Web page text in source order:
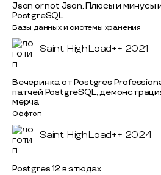
Json or not Json. Плюсы и минусы
PostgreSQL
Базы данных и системы хранения
Saint HighLoad++ 2021
Вечеринка от Postgres
патчей PostgreSQL,
мерча
Оффтоп
Saint HighLoad++ 2024
Postgres 12 в этюдах